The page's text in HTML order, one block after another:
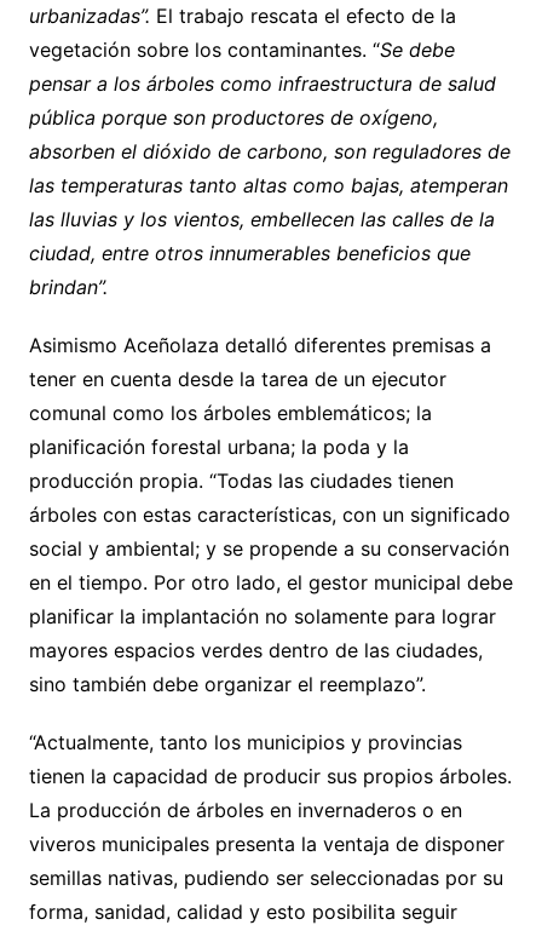
urbanizadas”. El trabajo rescata el efecto de la
vegetación sobre los contaminantes. “Se debe
pensar a los árboles como infraestructura de salud
pública porque son productores de oxígeno,
absorben el dióxido de carbono, son reguladores de
las temperaturas tanto altas como bajas, atemperan
las lluvias y los vientos, embellecen las calles de la
ciudad, entre otros innumerables beneficios que
brindan”.
Asimismo Aceñolaza detalló diferentes premisas a
tener en cuenta desde la tarea de un ejecutor
comunal como los árboles emblemáticos; la
planificación forestal urbana; la poda y la
producción propia. “Todas las ciudades tienen
árboles con estas características, con un significado
social y ambiental; y se propende a su conservación
en el tiempo. Por otro lado, el gestor municipal debe
planificar la implantación no solamente para lograr
mayores espacios verdes dentro de las ciudades,
sino también debe organizar el reemplazo”.
“Actualmente, tanto los municipios y provincias
tienen la capacidad de producir sus propios árboles.
La producción de árboles en invernaderos o en
viveros municipales presenta la ventaja de disponer
semillas nativas, pudiendo ser seleccionadas por su
forma, sanidad, calidad y esto posibilita seguir